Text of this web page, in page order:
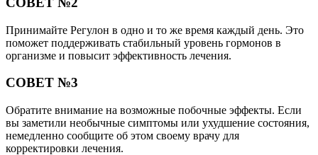
Принимайте Регулон в одно и то же время каждый день. Это
поможет поддерживать стабильный уровень гормонов в
организме и повысит эффективность лечения.
СОВЕТ №3
Обратите внимание на возможные побочные эффекты. Если
вы заметили необычные симптомы или ухудшение состояния,
немедленно сообщите об этом своему врачу для
корректировки лечения.